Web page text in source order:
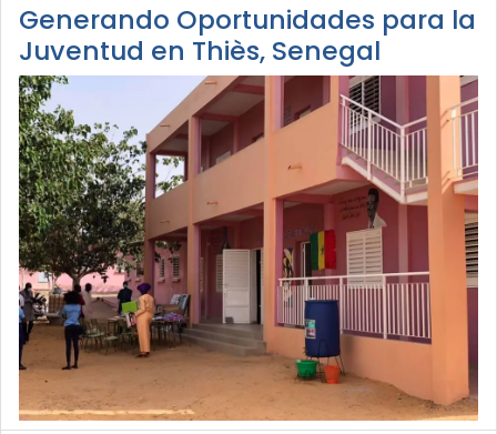
Generando Oportunidades para la
Juventud en Thiès, Senegal